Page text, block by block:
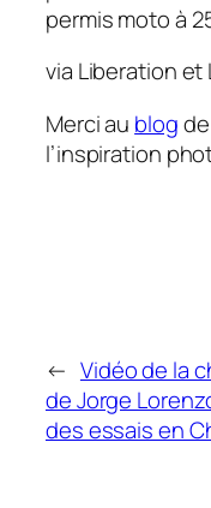
permis moto à
via Liberation et
Merci au blog
l’inspiration
← Vidéo de la
de Jorge
des essais en